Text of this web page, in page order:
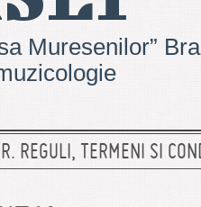
Muresenilor”
REGULI, TERMENI SI